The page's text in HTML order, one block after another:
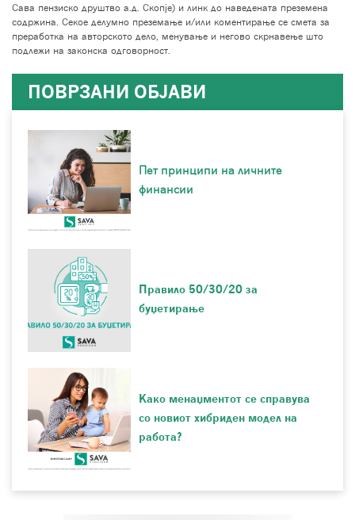
Сава пензиско друштво а.д. Скопје) и линк до наведената преземена
содржина. Секое делумно преземање и/или коментирање се смета за
преработка на авторското дело, менување и негово скрнавење што
подлежи на законска одговорност.
ПОВРЗАНИ ОБЈАВИ
Пет принципи на личните
финансии
Правило 50/30/20 за
буџетирање
Како менаџментот се справува
со новиот хибриден модел на
работа?